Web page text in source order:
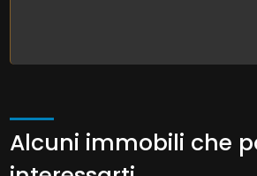
Alcuni immobili che